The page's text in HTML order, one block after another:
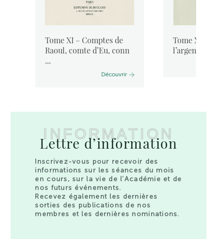
Tome XI – Comptes de
Raoul, comte d’Eu, conn
...
Découvrir
Tome X-5 –
l’argentier
INFORMATION
Lettre d’information
Inscrivez-vous pour recevoir des
informations sur les séances du mois
en cours, sur la vie de l’Académie et de
nos futurs événements.
Recevez également les dernières
sorties des publications de nos
membres et les dernières nominations.